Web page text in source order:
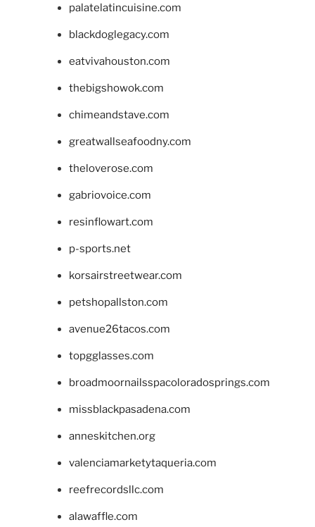
palatelatincuisine.com
blackdoglegacy.com
eatvivahouston.com
thebigshowok.com
chimeandstave.com
greatwallseafoodny.com
theloverose.com
gabriovoice.com
resinflowart.com
p-sports.net
korsairstreetwear.com
petshopallston.com
avenue26tacos.com
topgglasses.com
broadmoornailsspacoloradosprings.com
missblackpasadena.com
anneskitchen.org
valenciamarketytaqueria.com
reefrecordsllc.com
alawaffle.com